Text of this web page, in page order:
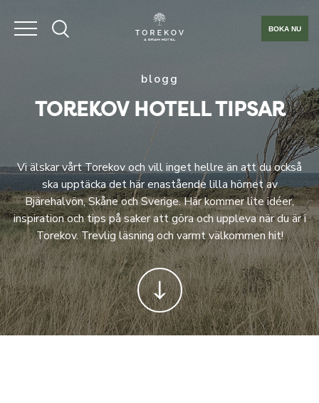
BOKA NU
blogg
TOREKOV HOTELL TIPSAR
Vi älskar vårt Torekov och vill inget hellre än att du också
ska upptäcka det här enastående lilla hörnet av
Bjärehalvön, Skåne och Sverige. Här kommer lite idéer,
inspiration och tips på saker att göra och uppleva när du är i
Torekov. Trevlig läsning och varmt välkommen hit!